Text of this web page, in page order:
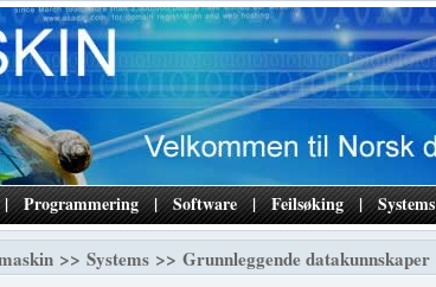
Programmering | Software | Feilsøking | Systems
>> Systems >> Grunnleggende datakunnskaper